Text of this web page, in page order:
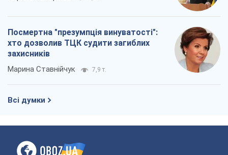
Посмертна "презумпція винуватості":
хто дозволив ТЦК судити загиблих
захисників
Марина Ставнійчук 7,9 т.
Всі думки